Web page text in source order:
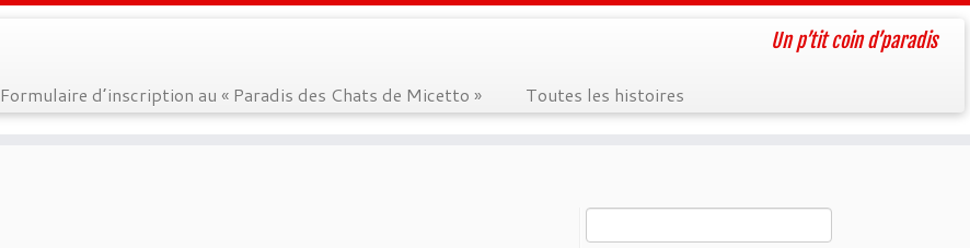
Un p’tit coin d’paradis
Formulaire d’inscription au « Paradis des Chats de Micetto » Toutes les histoires